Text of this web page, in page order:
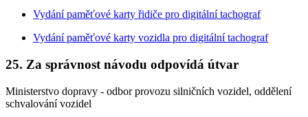
Vydání paměťové karty řidiče pro digitální tachograf
Vydání paměťové karty vozidla pro digitální tachograf
25. Za správnost návodu odpovídá útvar
Ministerstvo dopravy - odbor provozu silničních vozidel, oddělení
schvalování vozidel